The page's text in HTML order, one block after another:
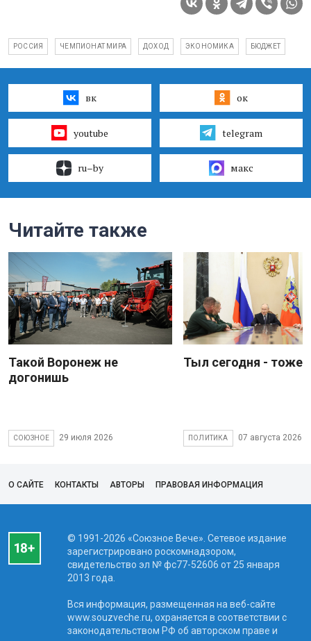
РОССИЯ ЧЕМПИОНАТ МИРА ДОХОД ЭКОНОМИКА БЮДЖЕТ
вк ок
youtube telegram
ru–by макс
Читайте также
Такой Воронеж не
догонишь
СОЮЗНОЕ 29 июля 2026
Тыл сегодня - тоже
ПОЛИТИКА 07 августа 2026
О САЙТЕ КОНТАКТЫ АВТОРЫ ПРАВОВАЯ ИНФОРМАЦИЯ
© 1991-2026 «Союзное Вече». Сетевое издание
зарегистрировано роскомнадзором,
свидетельство эл № фc77-52606 от 25 января
2013 года.
Вся информация, размещенная на веб-сайте
www.souzveche.ru, охраняется в соответствии с
законодательством РФ об авторском праве и